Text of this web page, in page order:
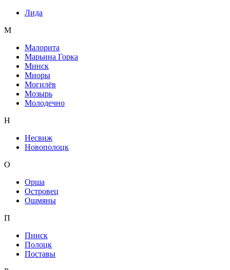
Лида
М
Малорита
Марьина Горка
Минск
Миоры
Могилёв
Мозырь
Молодечно
Н
Несвиж
Новополоцк
О
Орша
Островец
Ошмяны
П
Пинск
Полоцк
Поставы